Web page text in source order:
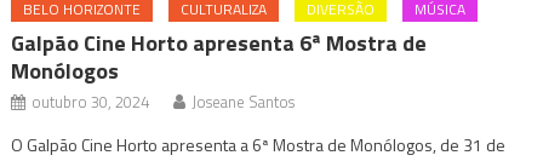
BELO HORIZONTE CULTURALIZA DIVERSÃO MÚSICA
Galpão Cine Horto apresenta 6ª Mostra de
Monólogos
outubro 30, 2024 Joseane Santos
O Galpão Cine Horto apresenta a 6ª Mostra de Monólogos, de 31 de